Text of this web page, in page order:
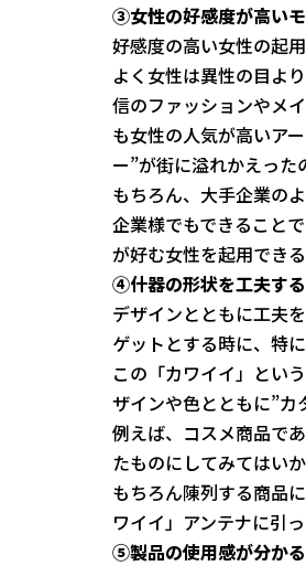
③女性の好感度が高い
好感度の高い女性の起
よく女性は異性の目よ
信のファッションやメ
も女性の人気が高いア
ー”が街に溢れかえった
もちろん、大手企業の
企業様でもできること
が好む女性を起用でき
④什器の形状を工夫する
デザインとともに工夫
ゲットとする時に、特
この「カワイイ」とい
ザインや色とともに”カ
例えば、コスメ商品で
たものにしてみてはい
もちろん陳列する商品
ワイイ」アンテナに引
⑤製品の使用感が分か